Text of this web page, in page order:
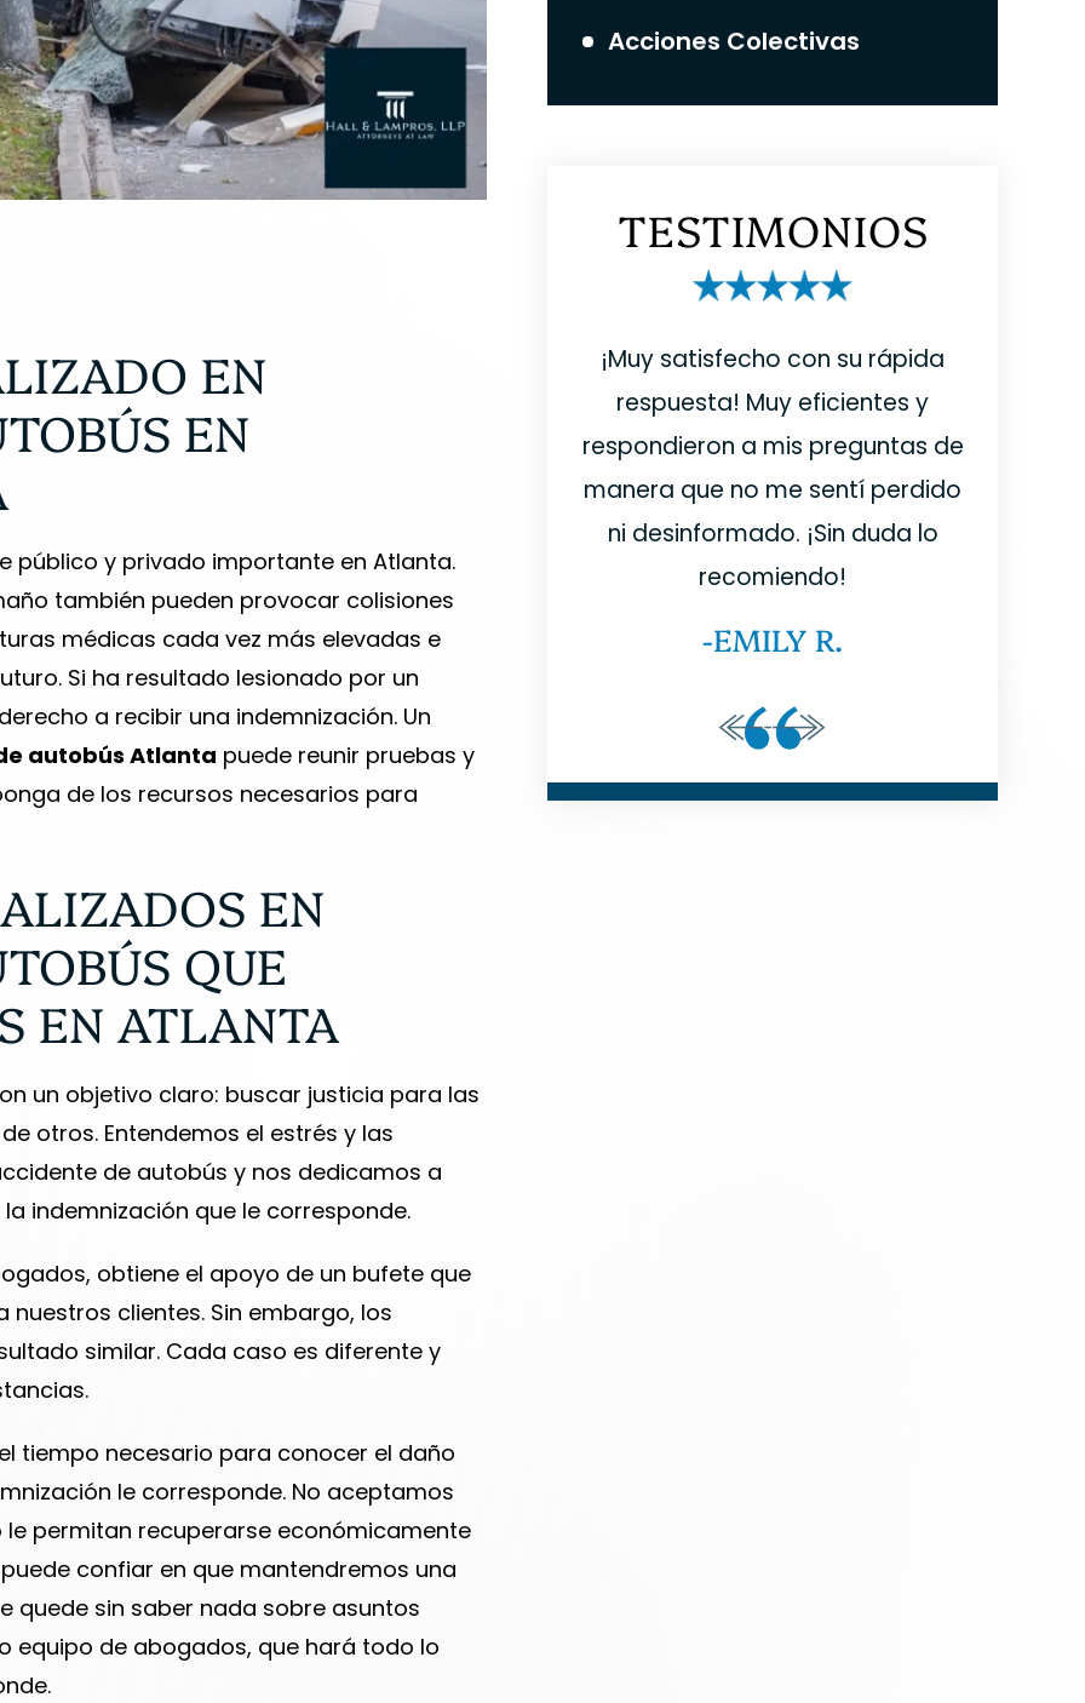
EN
EN
público y privado importante en Atlanta.
también pueden provocar colisiones
médicas cada vez más elevadas e
Si ha resultado lesionado por un
a recibir una indemnización. Un
autobús Atlanta puede reunir pruebas y
de los recursos necesarios para
EN
QUE
EN ATLANTA
un objetivo claro: buscar justicia para las
otros. Entendemos el estrés y las
de autobús y nos dedicamos a
indemnización que le corresponde.
obtiene el apoyo de un bufete que
clientes. Sin embargo, los
similar. Cada caso es diferente y
tiempo necesario para conocer el daño
le corresponde. No aceptamos
permitan recuperarse económicamente
confiar en que mantendremos una
quede sin saber nada sobre asuntos
equipo de abogados, que hará todo lo
Acciones Colectivas
TESTIMONIOS
fantástica
Mis
y Aimie
en cuestión
para cualquier
fueron muy
brindaron un
al cliente.
CLARK
Chris conoce bien la ley y me
pareció que respondía
rápidamente, estaba disponible
todos los aspectos. ¡Es un placer
recomendar este despacho a
todo el mundo!
-KEN K.
¡Muy satisfecho con su rápida
respuesta! Muy eficientes y
respondieron a mis preguntas de
manera que no me sentí perdido
ni desinformado. ¡Sin duda lo
recomiendo!
-EMILY R.